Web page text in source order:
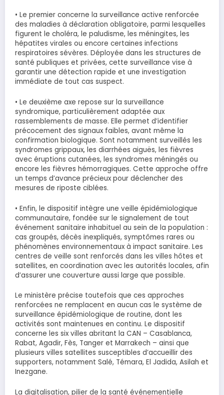
• Le premier concerne la surveillance active renforcée
des maladies à déclaration obligatoire, parmi lesquelles
figurent le choléra, le paludisme, les méningites, les
hépatites virales ou encore certaines infections
respiratoires sévères. Déployée dans les structures de
santé publiques et privées, cette surveillance vise à
garantir une détection rapide et une investigation
immédiate de tout cas suspect.
• Le deuxième axe repose sur la surveillance
syndromique, particulièrement adaptée aux
rassemblements de masse. Elle permet d’identifier
précocement des signaux faibles, avant même la
confirmation biologique. Sont notamment surveillés les
syndromes grippaux, les diarrhées aiguës, les fièvres
avec éruptions cutanées, les syndromes méningés ou
encore les fièvres hémorragiques. Cette approche offre
un temps d’avance précieux pour déclencher des
mesures de riposte ciblées.
• Enfin, le dispositif intègre une veille épidémiologique
communautaire, fondée sur le signalement de tout
événement sanitaire inhabituel au sein de la population :
cas groupés, décès inexpliqués, symptômes rares ou
phénomènes environnementaux à impact sanitaire. Les
centres de veille sont renforcés dans les villes hôtes et
satellites, en coordination avec les autorités locales, afin
d’assurer une couverture aussi large que possible.
Le ministère précise toutefois que ces approches
renforcées ne remplacent en aucun cas le système de
surveillance épidémiologique de routine, dont les
activités sont maintenues en continu. Le dispositif
concerne les six villes abritant la CAN – Casablanca,
Rabat, Agadir, Fès, Tanger et Marrakech – ainsi que
plusieurs villes satellites susceptibles d’accueillir des
supporters, notamment Salé, Témara, El Jadida, Asilah et
Inezgane.
La digitalisation, pilier de la santé événementielle